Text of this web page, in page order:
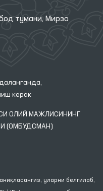
тумани, Мирзо
керак
ОЛИЙ МАЖЛИСИНИНГ
(ОМБУДСМАН)
уларни белгилаб,